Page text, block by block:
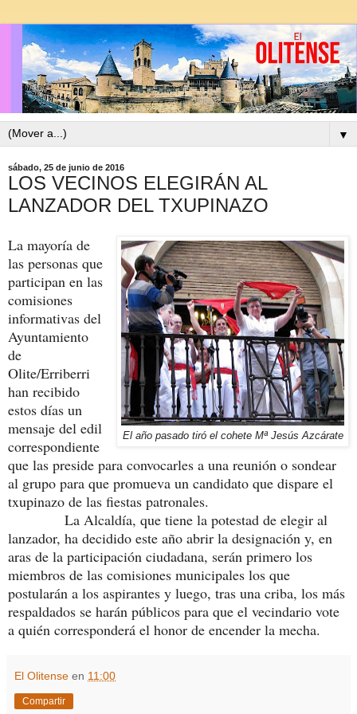
▼
sábado, 25 de junio de 2016
LOS VECINOS ELEGIRÁN AL
LANZADOR DEL TXUPINAZO
El año pasado tiró el cohete Mª Jesús Azcárate
La mayoría de
las personas que
participan en las
comisiones
informativas del
Ayuntamiento
de
Olite/Erriberri
han recibido
estos días un
mensaje del edil
correspondiente
que las preside para convocarles a una reunión o sondear
al grupo para que promueva un candidato que dispare el
txupinazo de las fiestas patronales.
La Alcaldía, que tiene la potestad de elegir al
lanzador, ha decidido este año abrir la designación y, en
aras de la participación ciudadana, serán primero los
miembros de las comisiones municipales los que
postularán a los aspirantes y luego, tras una criba, los más
respaldados se harán públicos para que el vecindario vote
a quién corresponderá el honor de encender la mecha.
El Olitense en 11:00
Compartir